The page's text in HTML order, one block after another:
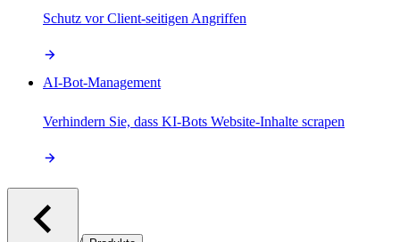
Schutz vor Client-seitigen Angriffen
AI-Bot-Management
Verhindern Sie, dass KI-Bots Website-Inhalte scrapen